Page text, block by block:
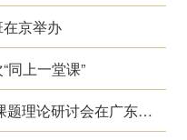
京举办
同上一堂课”
机关党建研究所2026年度重点课题理论研讨会在广东湛江…